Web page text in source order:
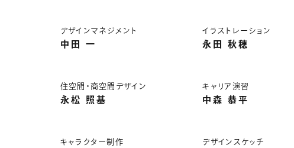
デザインマネジメント
中田 一
イラストレーション
永田 秋穂
住空間・商空間デザイン
永松 照基
キャリア演習
中森 恭平
キャラクター制作 デザインスケッチ